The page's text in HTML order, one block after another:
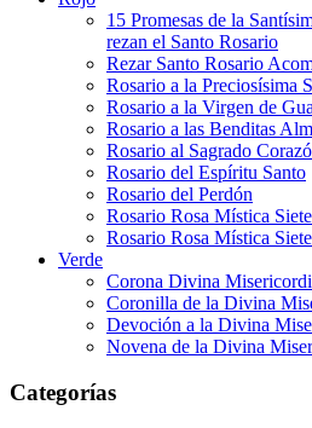
15 Promesas de la
rezan el Santo Rosario
Rezar Santo Rosario
Rosario a la Preciosísima
Rosario a la Virgen de
Rosario a las Benditas
Rosario al Sagrado
Rosario del Espíritu Santo
Rosario del Perdón
Rosario Rosa Mística
Rosario Rosa Mística
Verde
Corona Divina
Coronilla de la Divina
Devoción a la Divina
Novena de la Divina
Categorías